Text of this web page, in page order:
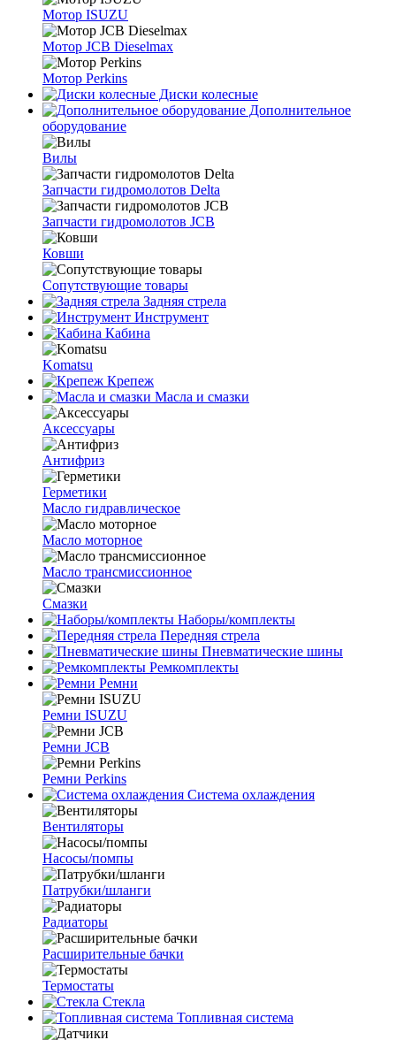
Мотор ISUZU
Мотор JCB Dieselmax
Мотор Perkins
Диски колесные
Дополнительное
оборудование
Вилы
Запчасти гидромолотов Delta
Запчасти гидромолотов JCB
Ковши
Сопутствующие товары
Задняя стрела
Инструмент
Кабина
Komatsu
Крепеж
Масла и смазки
Аксессуары
Антифриз
Герметики
Масло гидравлическое
Масло моторное
Масло трансмиссионное
Смазки
Наборы/комплекты
Передняя стрела
Пневматические шины
Ремкомплекты
Ремни
Ремни ISUZU
Ремни JCB
Ремни Perkins
Система охлаждения
Вентиляторы
Насосы/помпы
Патрубки/шланги
Радиаторы
Расширительные бачки
Термостаты
Стекла
Топливная система